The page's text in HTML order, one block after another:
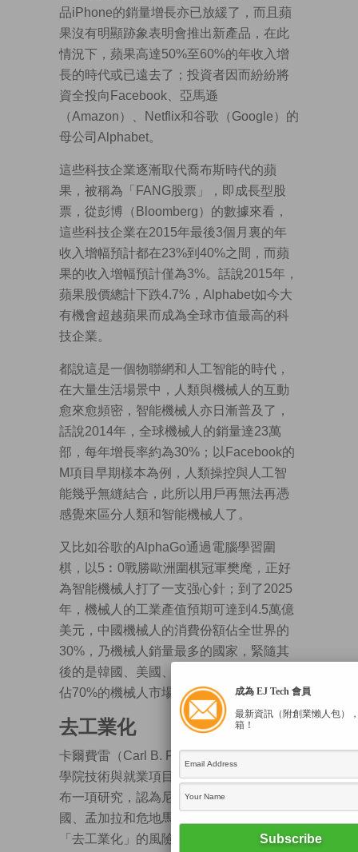
品iPhone的銷量增長亦已放緩了，而且蘋
果沒有明顯跡象表明會推出新產品，在此
情況下，蘋果高達50%至60%的年收入增
長的時代或已遠去了；投資者因而紛紛將
資全投向Facebook、亞馬遜
（Amazon）、Netflix和谷歌（Google）的
母公司Alphabet。
這些科技企業逐漸取代喬布斯時代的蘋
果，被稱為「FANG股票」，即成長型股
票，從彭博（Bloomberg）的數據來看，
這些科技企業在2015年最後3個月裏的年
收入增幅預計都在23%到40%之間，而蘋
果的收入增幅預計僅為3%。話說2015年，
蘋果股價總計下跌4.7%，Alphabet如今大
有機會超越蘋果而成為全球市值最高的科
技企業。
都說這是一個物聯網和人工智能的時代，
在大量生活場景中，人類與機械人的互動
愈來愈頻密，智能機械人亦日漸普及了，
話說2014年，全球機械人的銷量達23萬
部，每年增長率約為30%；以Facebook的
M項目早期樣本為例，人類操控與人工智
能幾乎無縫結合，此所以用戶再無法再憑
感覺來區分人類和智能機械人了。
又比如谷歌的AlphaGo通過電腦學習圍
棋，以5︰0戰勝歐洲圍棋冠軍樊麾，正好
為智能機械人打了一支强心針；到了2025
年，機械人的工業產值預期可達到4.5萬億
美元，中國機械人的消費份額佔全世界的
30%，乃機械人銷量最多的國家，緊隨其
後的是韓國、美國、日本、德國，五國共
佔70%的機械人市場份額。
去工業化
卡爾費雷（Carl B. Frey）乃牛津大學馬丁
學院技術與就業項目聯席主任，他早前發
布一項研究，認為尼泊爾、柬埔寨、中
國、孟加拉和危地馬拉等國家面臨過早
「去工業化」的風險，皆因「國家的收入
成為 EJ Tech 會員
最新資訊（附創業懶人包）
箱！